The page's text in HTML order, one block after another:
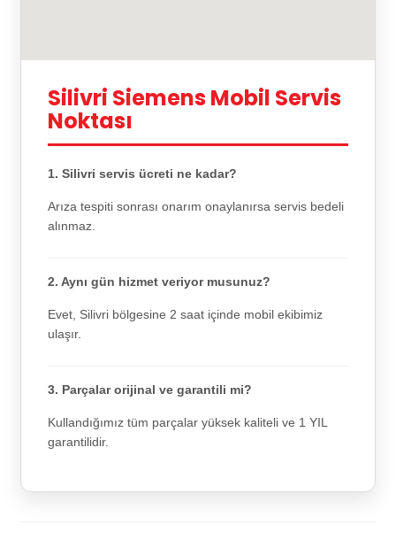
Silivri Siemens Mobil Servis
Noktası
1. Silivri servis ücreti ne kadar?
Arıza tespiti sonrası onarım onaylanırsa servis bedeli
alınmaz.
2. Aynı gün hizmet veriyor musunuz?
Evet, Silivri bölgesine 2 saat içinde mobil ekibimiz
ulaşır.
3. Parçalar orijinal ve garantili mi?
Kullandığımız tüm parçalar yüksek kaliteli ve 1 YIL
garantilidir.